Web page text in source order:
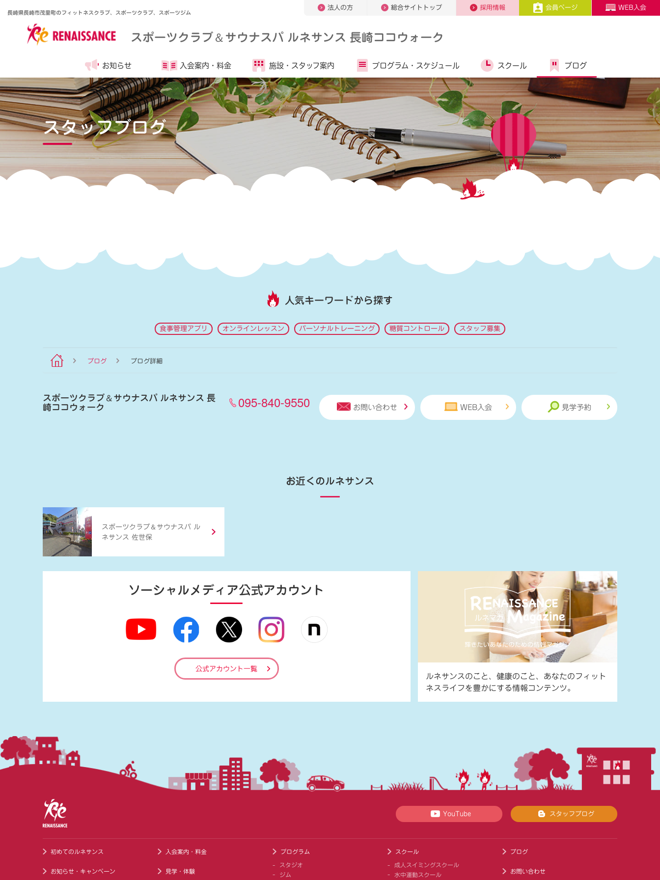
長崎県長崎市茂里町のフィットネスクラブ、スポーツクラブ、スポーツジム
法人の方 総合サイトトップ 採用情報 会員ページ WEB入会
スポーツクラブ＆サウナスパ ルネサンス 長崎ココウォーク
お知らせ 入会案内・ 料金 施設・ スタッフ案内 プログラム・ スケジュール スクール ブログ
スタッフブログ
人気キーワードから探す
食事管理アプリ オンラインレッスン パーソナルトレーニング 糖質コントロール スタッフ募集
ブログ ブログ詳細
スポーツクラブ＆サウナスパ ルネサンス 長
崎ココウォーク 095-840-9550 お問い合わせ WEB入会 見学予約
お近くのルネサンス
スポーツクラブ ＆ サウナスパ ル
ネサンス 佐世保
ソーシャルメディア公式アカウント
公式アカウント一覧
ルネサンスのこと、健康のこと、あなたのフィット
ネスライフを豊かにする情報コンテンツ。
YouTube スタッフブログ
初めてのルネサンス
お知らせ・キャンペーン
入会案内・料金
見学・体験
プログラム
スタジオ
ジム
スクール
成人スイミングスクール
水中運動スクール
ブログ
お問い合わせ